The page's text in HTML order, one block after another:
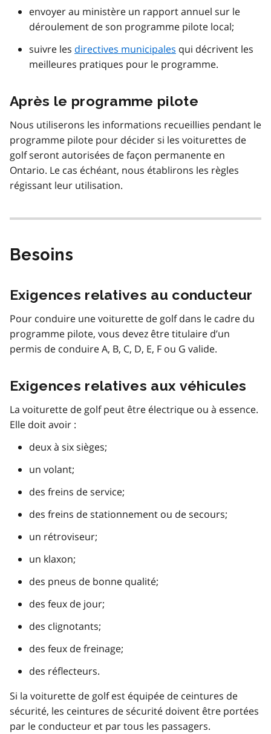
envoyer au ministère un rapport annuel sur le
déroulement de son programme pilote local;
suivre les directives municipales qui décrivent les
meilleures pratiques pour le programme.
Après le programme pilote
Nous utiliserons les informations recueillies pendant le
programme pilote pour décider si les voiturettes de
golf seront autorisées de façon permanente en
Ontario. Le cas échéant, nous établirons les règles
régissant leur utilisation.
Besoins
Exigences relatives au conducteur
Pour conduire une voiturette de golf dans le cadre du
programme pilote, vous devez être titulaire d’un
permis de conduire A, B, C, D, E, F ou G valide.
Exigences relatives aux véhicules
La voiturette de golf peut être électrique ou à essence.
Elle doit avoir :
deux à six sièges;
un volant;
des freins de service;
des freins de stationnement ou de secours;
un rétroviseur;
un klaxon;
des pneus de bonne qualité;
des feux de jour;
des clignotants;
des feux de freinage;
des réflecteurs.
Si la voiturette de golf est équipée de ceintures de
sécurité, les ceintures de sécurité doivent être portées
par le conducteur et par tous les passagers.